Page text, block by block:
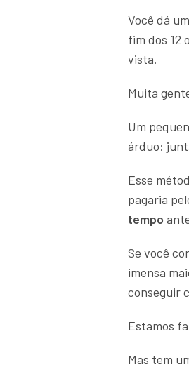
Você dá
fim dos 12
vista.
Muita
Um
árduo:
Esse
pagaria
tempo
Se você
imensa
conseguir
Estamos
Mas tem